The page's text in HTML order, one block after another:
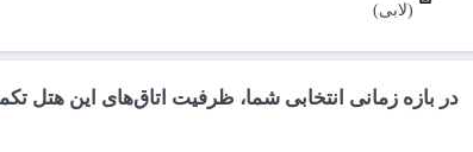
(لابی)
در بازه زمانی انتخابی شما، ظرفیت اتاق‌های این هتل